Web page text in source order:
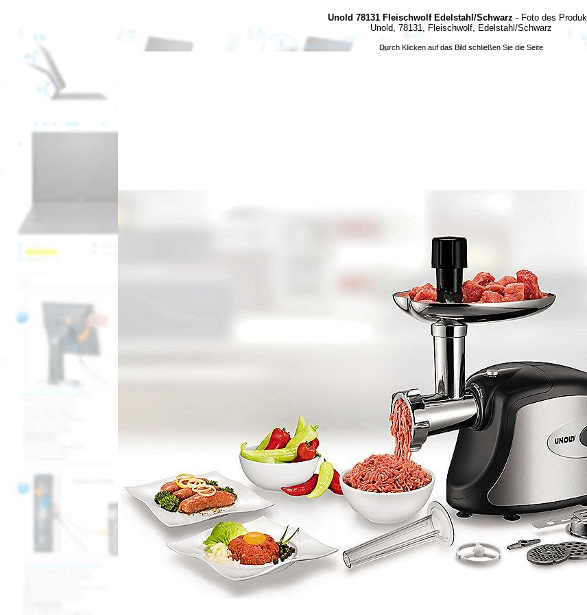
Unold 78131 Fleischwolf Edelstahl/Schwarz - Foto des
Unold, 78131, Fleischwolf, Edelstahl/Schwarz
Durch Klicken auf das Bild schließen Sie die Seite